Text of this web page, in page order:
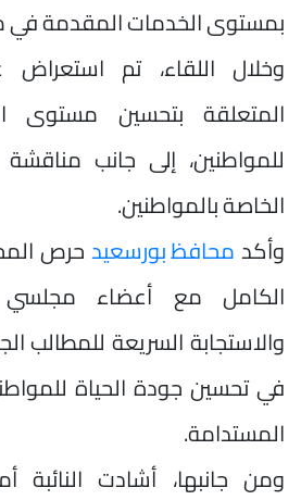
بمستوى الخدمات المقدمة في
وخلال اللقاء، تم
المتعلقة بتحسين مستوى
للمواطنين، إلى جانب
الخاصة بالمواطنين.
وأكدمحافظ بورسعيدحرص
الكامل مع أعضاء مجلسي
والاستجابة السريعة للمطالب
في تحسين جودة الحياة
المستدامة.
ومن جانبها، أشادت